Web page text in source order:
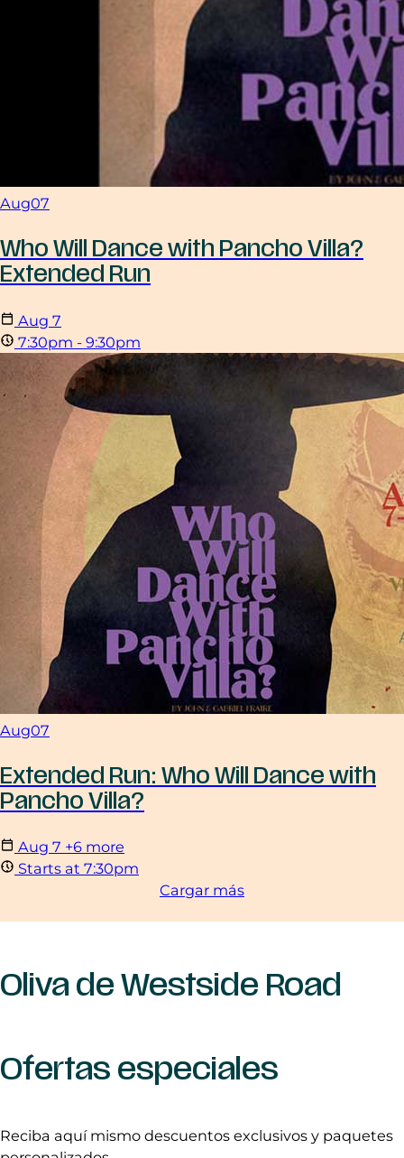
Aug07
Who Will Dance with Pancho Villa?
Extended Run
Aug 7
7:30pm - 9:30pm
Aug07
Extended Run: Who Will Dance with
Pancho Villa?
Aug 7 +6 more
Starts at 7:30pm
Cargar más
Oliva de Westside Road
Ofertas especiales
Reciba aquí mismo descuentos exclusivos y paquetes